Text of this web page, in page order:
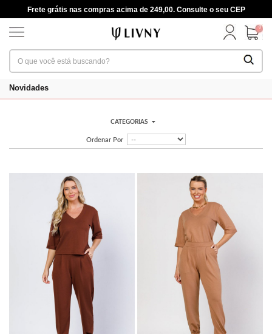
Frete grátis nas compras acima de 249,00. Consulte o seu CEP
0
Novidades
CATEGORIAS
Ordenar Por